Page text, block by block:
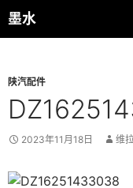
跳
至
墨水
搜
索
陕汽配件
2023年11月18日 维